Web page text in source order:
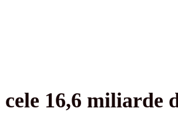
16,6 miliarde